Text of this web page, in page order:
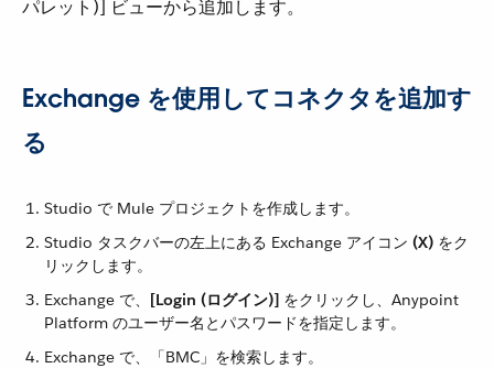
パレット)] ビューから追加します。
Exchange を使用してコネクタを追加す
る
Studio で Mule プロジェクトを作成します。
Studio タスクバーの左上にある Exchange アイコン ​ (X) ​ をク
リックします。
Exchange で、​ [Login (ログイン)] ​ をクリックし、Anypoint
Platform のユーザー名とパスワードを指定します。
Exchange で、「BMC」を検索します。